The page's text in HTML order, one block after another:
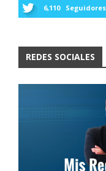
6,110 Seguidores
REDES SOCIALES